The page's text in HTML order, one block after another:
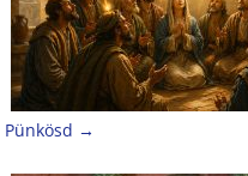
Pünkösd →